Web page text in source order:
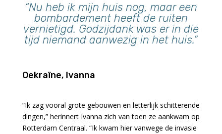
“Nu heb ik mijn huis nog, maar een
bombardement heeft de ruiten
vernietigd. Godzijdank was er in die
tijd niemand aanwezig in het huis.”
Oekraïne, Ivanna
“Ik zag vooral grote gebouwen en letterlijk schitterende
dingen,” herinnert Ivanna zich van toen ze aankwam op
Rotterdam Centraal. “Ik kwam hier vanwege de invasie